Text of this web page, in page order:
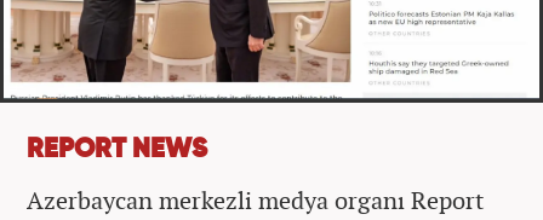
REPORT NEWS
Azerbaycan merkezli medya organı Report